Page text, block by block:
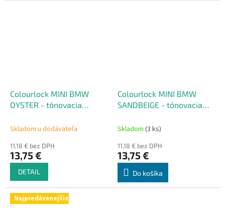
Colourlock MINI BMW
OYSTER - tónovacia
50 ml
Skladom u dodávateľa
11,18 € bez DPH
13,75 €
DETAIL
Colourlock MINI BMW
SANDBEIGE - tónovacia
50 ml
Skladom (3 ks)
11,18 € bez DPH
13,75 €
Do košíka
Najpredávanejšie